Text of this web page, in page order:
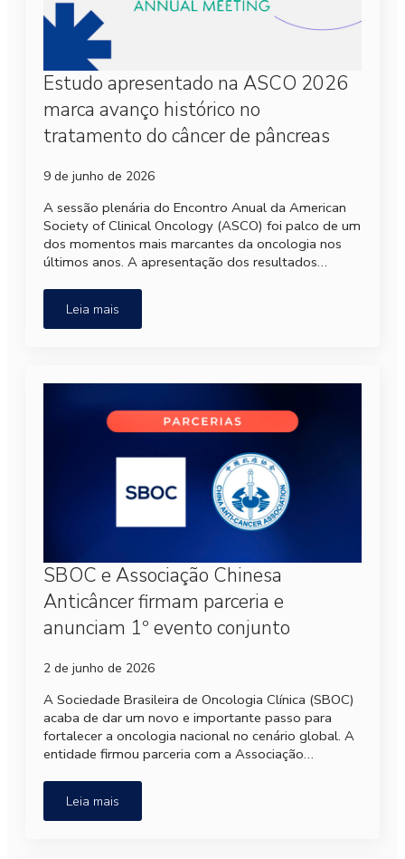
Estudo apresentado na ASCO 2026
marca avanço histórico no
tratamento do câncer de pâncreas
9 de junho de 2026
A sessão plenária do Encontro Anual da American
Society of Clinical Oncology (ASCO) foi palco de um
dos momentos mais marcantes da oncologia nos
últimos anos. A apresentação dos resultados…
Leia mais
SBOC e Associação Chinesa
Anticâncer firmam parceria e
anunciam 1º evento conjunto
2 de junho de 2026
A Sociedade Brasileira de Oncologia Clínica (SBOC)
acaba de dar um novo e importante passo para
fortalecer a oncologia nacional no cenário global. A
entidade firmou parceria com a Associação…
Leia mais